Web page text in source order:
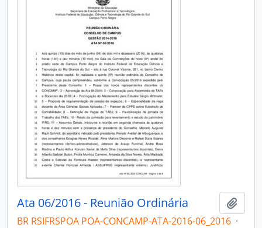
Ata 06/2016 - Reunião Ordinária
BR RSIFRSPOA POA-CONCAMP-ATA-2016-06_2016 ·